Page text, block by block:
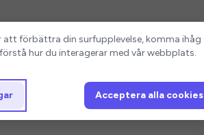
att förbättra din surfupplevelse, komma ihåg
hur du interagerar med vår webbplats.
Acceptera alla cookies